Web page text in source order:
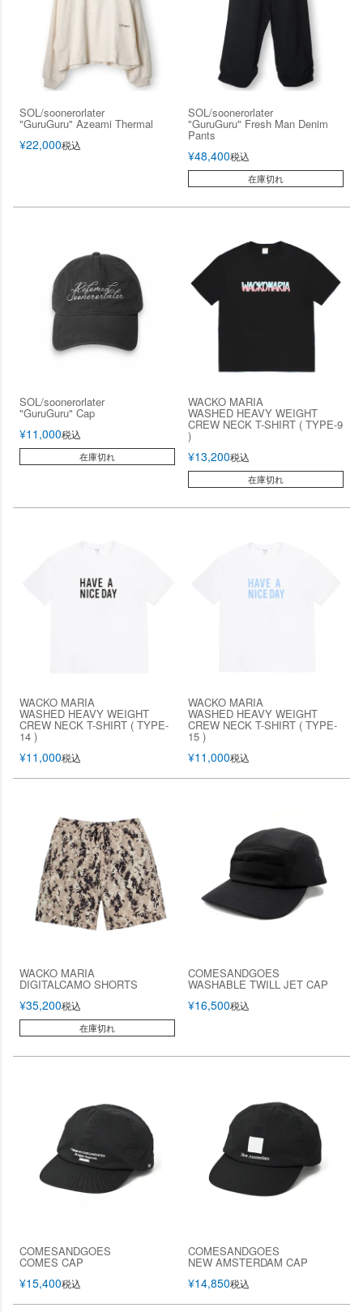
SOL/soonerorlater
"GuruGuru" Azeami Thermal
¥22,000税込
SOL/soonerorlater
"GuruGuru" Fresh Man Denim
Pants
¥48,400税込
在庫切れ
SOL/soonerorlater
"GuruGuru" Cap
¥11,000税込
在庫切れ
WACKO MARIA
WASHED HEAVY WEIGHT
CREW NECK T-SHIRT ( TYPE-9
)
¥13,200税込
在庫切れ
WACKO MARIA
WASHED HEAVY WEIGHT
CREW NECK T-SHIRT ( TYPE-
14 )
¥11,000税込
WACKO MARIA
WASHED HEAVY WEIGHT
CREW NECK T-SHIRT ( TYPE-
15 )
¥11,000税込
WACKO MARIA
DIGITALCAMO SHORTS
¥35,200税込
在庫切れ
COMESANDGOES
WASHABLE TWILL JET CAP
¥16,500税込
COMESANDGOES
COMES CAP
¥15,400税込
COMESANDGOES
NEW AMSTERDAM CAP
¥14,850税込